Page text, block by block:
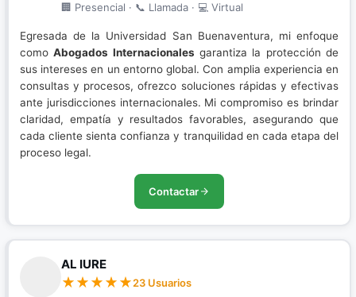
🏢 Presencial · 📞 Llamada · 💻 Virtual
Egresada de la Universidad San Buenaventura, mi enfoque
comoAbogados Internacionales garantiza la protección de
sus intereses en un entorno global. Con amplia experiencia en
consultas y procesos, ofrezco soluciones rápidas y efectivas
ante jurisdicciones internacionales. Mi compromiso es brindar
claridad, empatía y resultados favorables, asegurando que
cada cliente sienta confianza y tranquilidad en cada etapa del
proceso legal.
Contactar
AL IURE
23 Usuarios